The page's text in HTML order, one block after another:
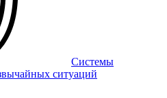
Системы
ситуаций